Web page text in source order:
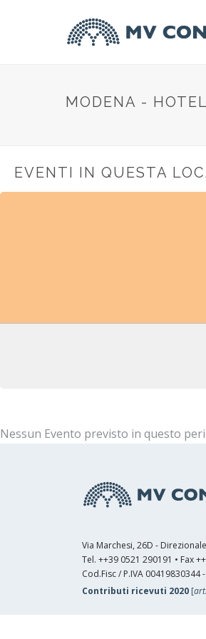
MODENA -
EVENTI IN QUESTA
Nessun Evento previsto in questo
Via Marchesi, 26D -
Tel. ++39 0521 290191 • Fax
Cod.Fisc / P.IVA 00419830344 -
Contributi ricevuti 2020 [